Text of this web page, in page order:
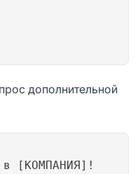
дополнительной
в [КОМПАНИЯ]!